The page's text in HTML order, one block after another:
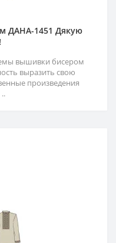
ДАНА-1451 Дякую
вышивки бисером
выразить свою
произведения